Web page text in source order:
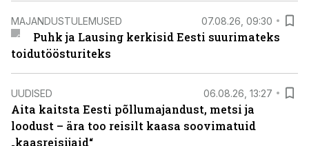
MAJANDUSTULEMUSED 07.08.26, 09:30
Puhk ja Lausing kerkisid Eesti suurimateks
toidutöösturiteks
UUDISED 06.08.26, 13:27
Aita kaitsta Eesti põllumajandust, metsi ja
loodust – ära too reisilt kaasa soovimatuid
„kaasreisijaid“